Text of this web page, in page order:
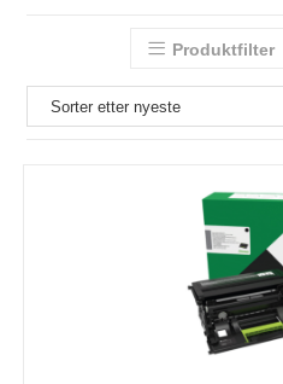
Produktfilter